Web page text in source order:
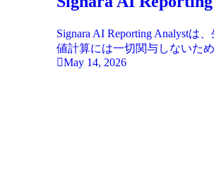
Signara AI Reporting Analyst
値計算には一切関与しないた
May 14, 2026